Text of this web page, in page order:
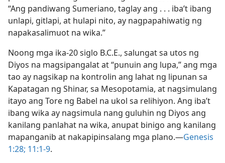
“Ang pandiwang Sumeriano, taglay ang . . . iba’t ibang
unlapi, gitlapi, at hulapi nito, ay nagpapahiwatig ng
napakasalimuot na wika.”
Noong mga ika-20 siglo B.C.E., salungat sa utos ng
Diyos na magsipangalat at “punuin ang lupa,” ang mga
tao ay nagsikap na kontrolin ang lahat ng lipunan sa
Kapatagan ng Shinar, sa Mesopotamia, at nagsimulang
itayo ang Tore ng Babel na ukol sa relihiyon. Ang iba’t
ibang wika ay nagsimula nang guluhin ng Diyos ang
kanilang panlahat na wika, anupat binigo ang kanilang
mapanganib at nakapipinsalang mga plano.​—Genesis
1:28; 11:1-9.